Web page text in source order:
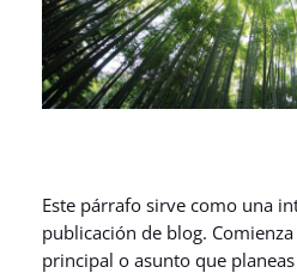
Este párrafo sirve como una
publicación de blog.
principal o asunto que